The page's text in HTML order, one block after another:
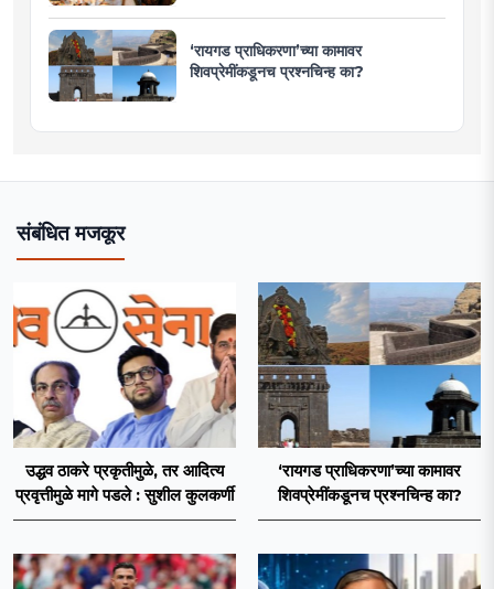
‘रायगड प्राधिकरणा’च्या कामावर
शिवप्रेमींकडूनच प्रश्नचिन्ह का?
संबंधित मजकूर
उद्धव ठाकरे प्रकृतीमुळे, तर आदित्य
प्रवृत्तीमुळे मागे पडले : सुशील कुलकर्णी
‘रायगड प्राधिकरणा’च्या कामावर
शिवप्रेमींकडूनच प्रश्नचिन्ह का?